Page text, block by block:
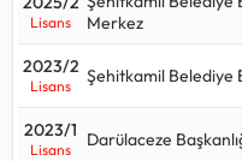
yılındaki8kişilik kontenjana
Veznedar alımları için
Veznedar
kadrosu hangi
Lisans
Merkez
2023/2
Lisans Şehitkamil Belediye
2023/1
Lisans Darülaceze